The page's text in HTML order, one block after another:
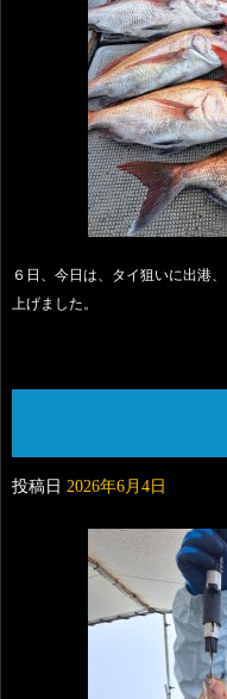
６日、今日は、タイ狙いに出港
上げました。
投稿日 2026年6月4日